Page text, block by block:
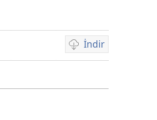
İndir
Video
kayıtlarını
seçenekleri